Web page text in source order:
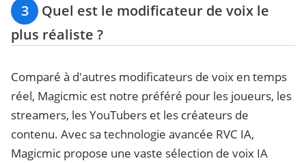
3
Quel est le modificateur de voix le
plus réaliste ?
Comparé à d'autres modificateurs de voix en temps
réel, Magicmic est notre préféré pour les joueurs, les
streamers, les YouTubers et les créateurs de
contenu. Avec sa technologie avancée RVC IA,
Magicmic propose une vaste sélection de voix IA